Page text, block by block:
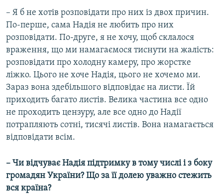
– Я б не хотів розповідати про них із двох причин.
По-перше, сама Надія не любить про них
розповідати. По-друге, я не хочу, щоб склалося
враження, що ми намагаємося тиснути на жалість:
розповідати про холодну камеру, про жорстке
ліжко. Цього не хоче Надія, цього не хочемо ми.
Зараз вона здебільшого відповідає на листи. Їй
приходить багато листів. Велика частина все одно
не проходить цензуру, але все одно до Надії
потрапляють сотні, тисячі листів. Вона намагається
відповідати всім.
– Чи відчуває Надія підтримку в тому числі і з боку
громадян України? Що за її долею уважно стежить
вся країна?